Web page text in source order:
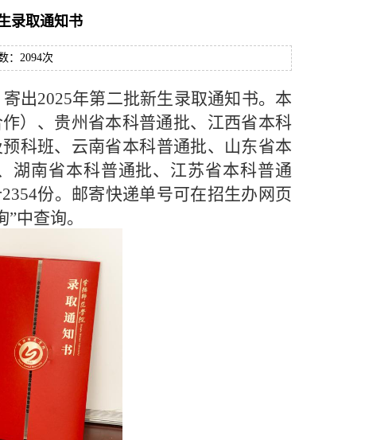
录取通知书
： 2094次
出2025年第二批新生录取通知书。本
）、贵州省本科普通批、江西省本科
科班、云南省本科普通批、山东省本
湖南省本科普通批、江苏省本科普通
份。邮寄快递单号可在招生办网页
中查询。